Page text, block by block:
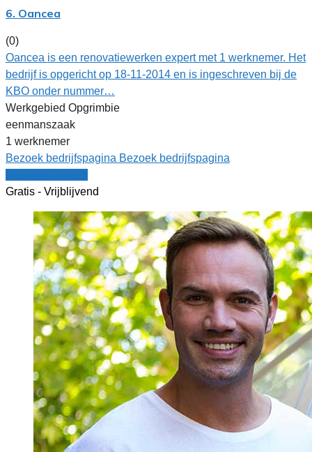
6. Oancea
(0)
Oancea is een renovatiewerken expert met 1 werknemer. Het
bedrijf is opgericht op 18-11-2014 en is ingeschreven bij de
KBO onder nummer…
Werkgebied Opgrimbie
eenmanszaak
1 werknemer
Bezoek bedrijfspagina Bezoek bedrijfspagina
Gratis - Vrijblijvend